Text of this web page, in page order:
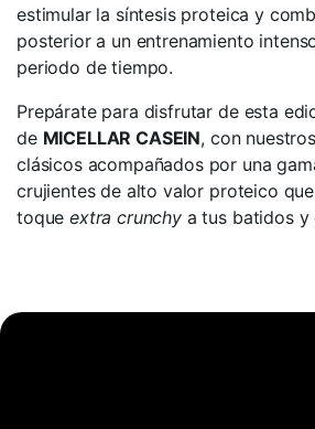
estimular la síntesis proteica y
posterior a un entrenamiento
periodo de tiempo.
Prepárate para disfrutar de esta
de MICELLAR CASEIN, con
clásicos acompañados por una
crujientes de alto valor proteico
toqueextra crunchya tus batidos y